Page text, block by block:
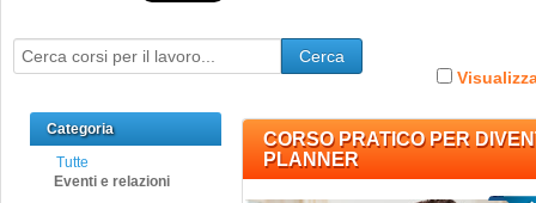
Cerca
Categoria
Tutte
Eventi e relazioni
CORSO PRATICO PER
PLANNER